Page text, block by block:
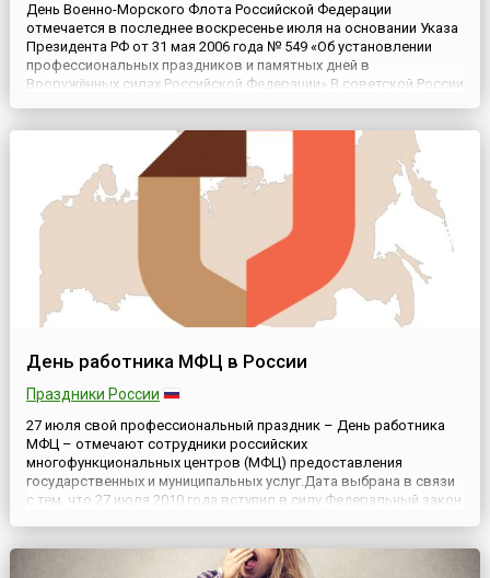
День Военно-Морского Флота Российской Федерации
отмечается в последнее воскресенье июля на основании Указа
Президента РФ от 31 мая 2006 года № 549 «Об установлении
профессиональных праздников и памятных дней в
Вооружённых силах Российской Федерации».В советской России
от 22 июня 1939 года, со...
День работника МФЦ в России
Праздники России
27 июля свой профессиональный праздник – День работника
МФЦ – отмечают сотрудники российских
многофункциональных центров (МФЦ) предоставления
государственных и муниципальных услуг.Дата выбрана в связи
с тем, что 27 июля 2010 года вступил в силу Федеральный закон